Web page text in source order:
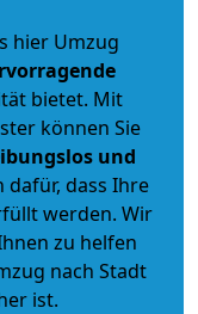
hier Umzug
bietet. Mit
können Sie
und
dass Ihre
werden. Wir
zu helfen
nach Stadt
ist.